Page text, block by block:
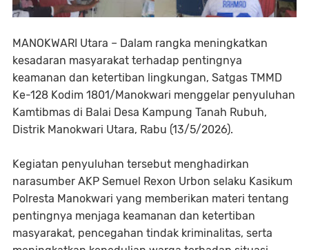
MANOKWARI Utara – Dalam rangka meningkatkan
kesadaran masyarakat terhadap pentingnya
keamanan dan ketertiban lingkungan, Satgas TMMD
Ke-128 Kodim 1801/Manokwari menggelar penyuluhan
Kamtibmas di Balai Desa Kampung Tanah Rubuh,
Distrik Manokwari Utara, Rabu (13/5/2026).
Kegiatan penyuluhan tersebut menghadirkan
narasumber AKP Semuel Rexon Urbon selaku Kasikum
Polresta Manokwari yang memberikan materi tentang
pentingnya menjaga keamanan dan ketertiban
masyarakat, pencegahan tindak kriminalitas, serta